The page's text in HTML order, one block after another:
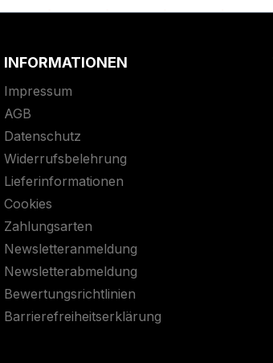
INFORMATIONEN
Impressum
AGB
Datenschutz
Widerrufsbelehrung
Lieferinformationen
Cookies
Zahlungsarten
Newsletteranmeldung
Newsletterabmeldung
Bewertungsrichtlinien
Barrierefreiheitserklärung